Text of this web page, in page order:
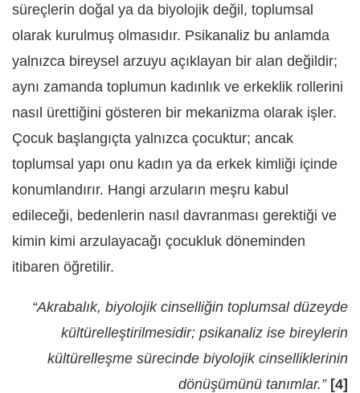
süreçlerin doğal ya da biyolojik değil, toplumsal
olarak kurulmuş olmasıdır. Psikanaliz bu anlamda
yalnızca bireysel arzuyu açıklayan bir alan değildir;
aynı zamanda toplumun kadınlık ve erkeklik rollerini
nasıl ürettiğini gösteren bir mekanizma olarak işler.
Çocuk başlangıçta yalnızca çocuktur; ancak
toplumsal yapı onu kadın ya da erkek kimliği içinde
konumlandırır. Hangi arzuların meşru kabul
edileceği, bedenlerin nasıl davranması gerektiği ve
kimin kimi arzulayacağı çocukluk döneminden
itibaren öğretilir.
“Akrabalık, biyolojik cinselliğin toplumsal düzeyde
kültürelleştirilmesidir; psikanaliz ise bireylerin
kültürelleşme sürecinde biyolojik cinselliklerinin
dönüşümünü tanımlar.”[4]